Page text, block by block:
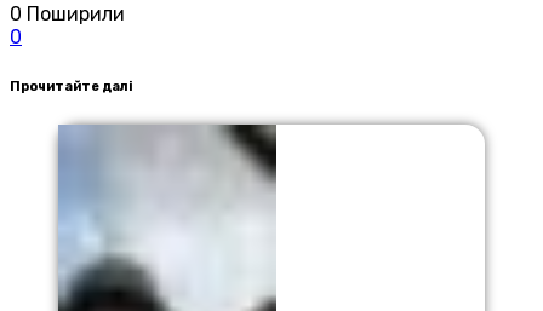
0 Поширили
0
Прочитайте далі